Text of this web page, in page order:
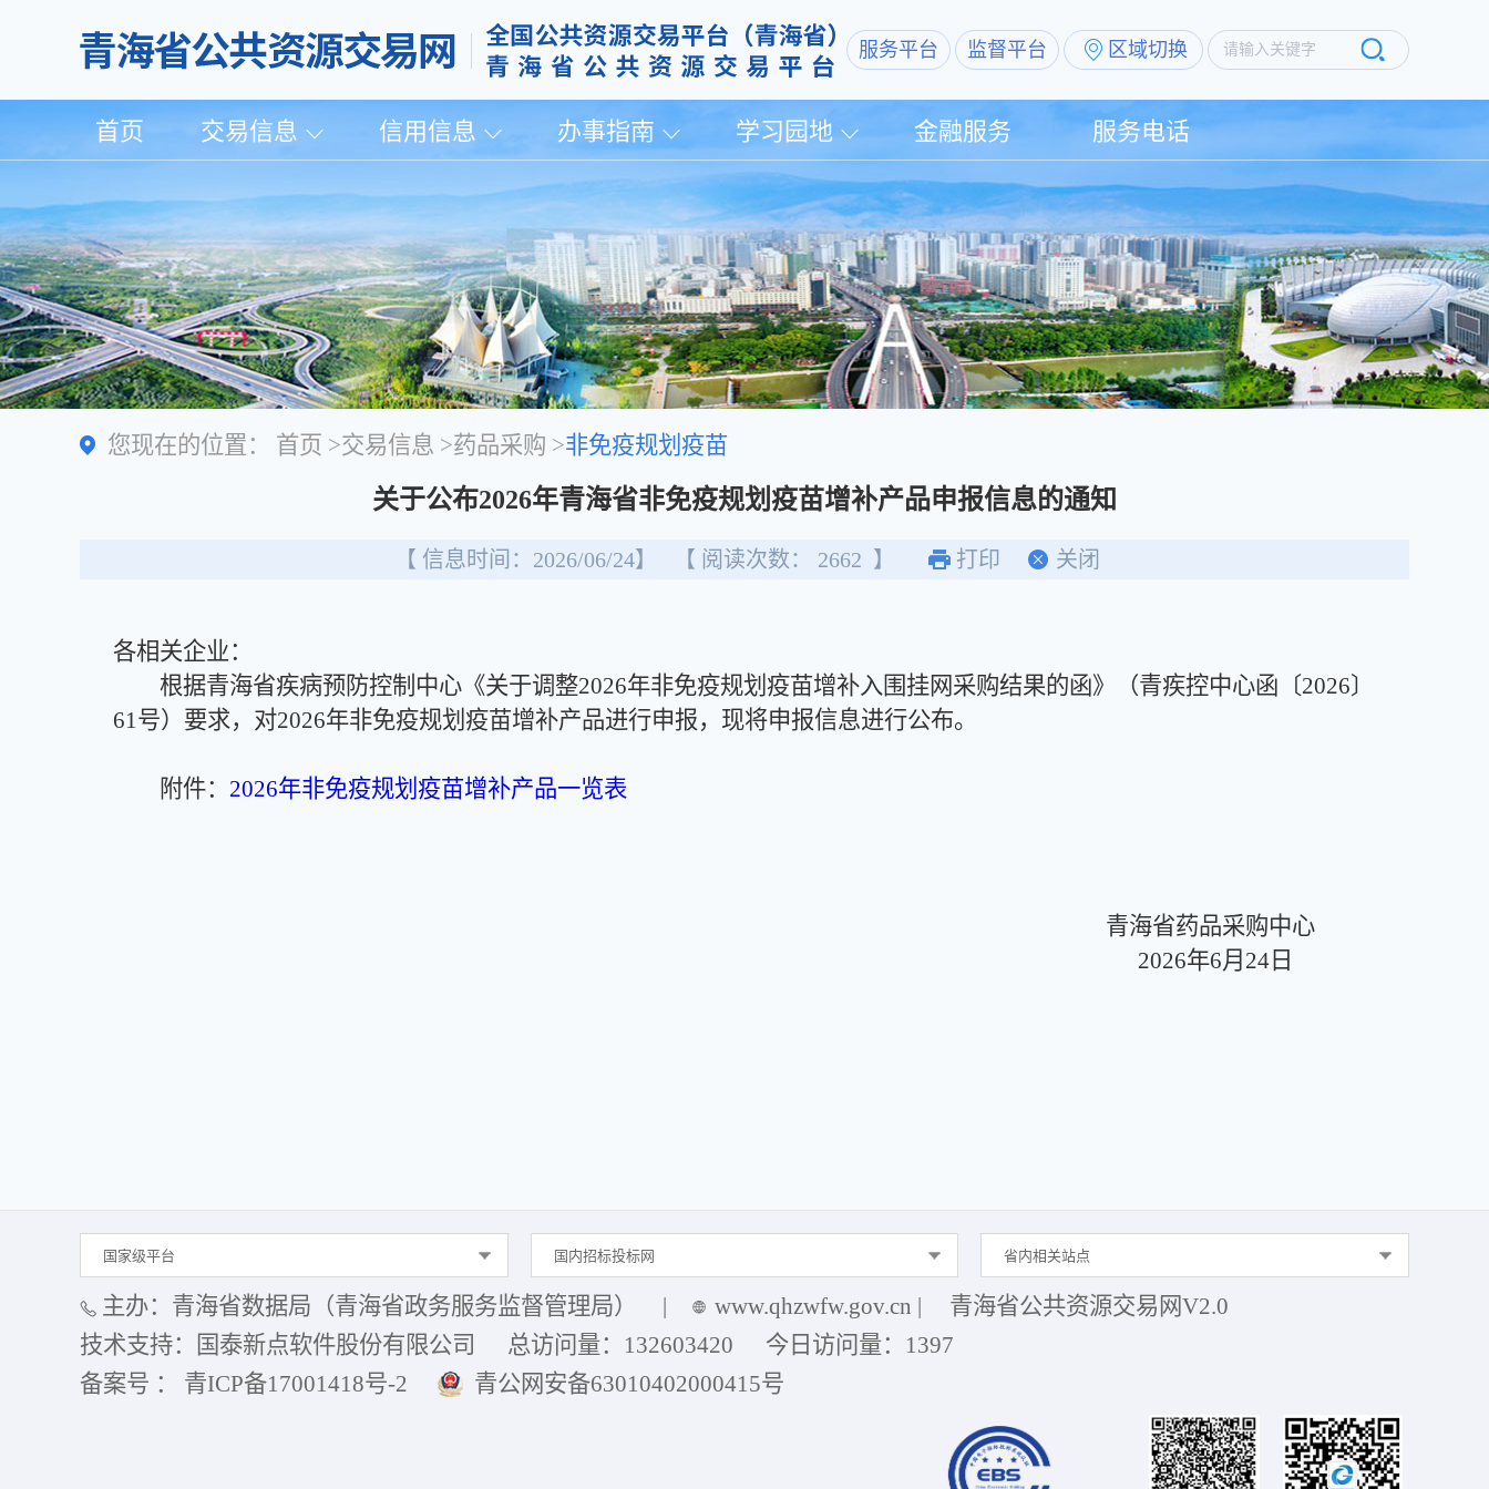
服务平台 监督平台 区域切换 请输入关键字
首页 交易信息 信用信息 办事指南 学习园地 金融服务 服务电话
您现在的位置： 首页 >交易信息 >药品采购 >非免疫规划疫苗
关于公布2026年青海省非免疫规划疫苗增补产品申报信息的通知
【 信息时间：2026/06/24】 【 阅读次数： 2662 】 打印 关闭
各相关企业：
根据青海省疾病预防控制中心《关于调整2026年非免疫规划疫苗增补入围挂网采购结果的函》（青疾控中心函〔2026〕
61号）要求，对2026年非免疫规划疫苗增补产品进行申报，现将申报信息进行公布。
附件： 2026年非免疫规划疫苗增补产品一览表
青海省药品采购中心
2026年6月24日
国家级平台 国内招标投标网 省内相关站点
主办：青海省数据局（青海省政务服务监督管理局） | www.qhzwfw.gov.cn |
青海省公共资源交易网V2.0
技术支持：国泰新点软件股份有限公司
总访问量： 132603420 今日访问量： 1397
备案号 ： 青ICP备17001418号-2
青公网安备63010402000415号